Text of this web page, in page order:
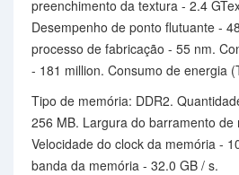
preenchimento da textura - 2.4
Desempenho de ponto flutuante -
processo de fabricação - 55 nm.
- 181 million. Consumo de energia
Tipo de memória: DDR2.
256 MB. Largura do barramento de
Velocidade do clock da memória -
banda da memória - 32.0 GB / s.